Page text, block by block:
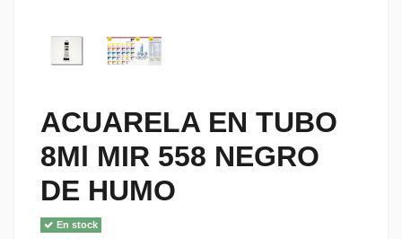
ACUARELA EN TUBO
8Ml MIR 558 NEGRO
DE HUMO
En stock